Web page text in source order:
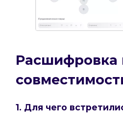
Расшифровка
1. Для чего